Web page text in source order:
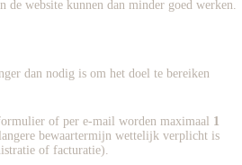
de website kunnen dan minder goed werken.
dan nodig is om het doel te bereiken
of per e-mail worden maximaal 1
bewaartermijn wettelijk verplicht is
of facturatie).